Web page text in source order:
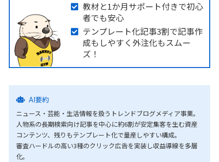
教材と1か月サポート付きで初心
者でも安心
テンプレート化記事3割で記事作
成もしやすく外注化もスムー
ズ！
AI要約
ニュース・芸能・生活情報を扱うトレンドブログメディア事業。
人物系の長期検索向け記事を中心に約6割が安定集客を生む資産
コンテンツ、残りもテンプレート化で量産しやすい構成。
審査ハードルの高い3種のクリック広告を実装し収益導線を多層
化。